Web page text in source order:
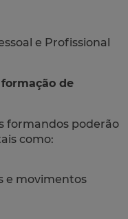
e Profissional
de
formandos poderão
como:
e movimentos